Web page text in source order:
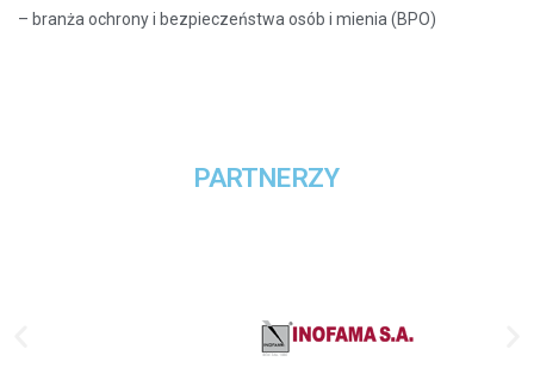
– branża ochrony i bezpieczeństwa osób i mienia (BPO)
PARTNERZY